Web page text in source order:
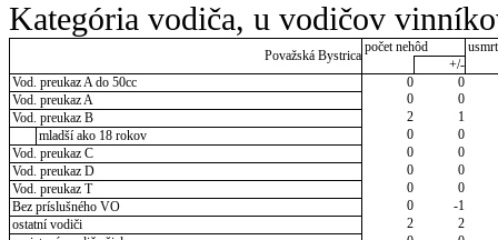
Kategória vodiča, u vodičov
Považská Bystrica
počet nehôd
+/-
Vod. preukaz A do 50cc
0
0
Vod. preukaz A
0
0
Vod. preukaz B
2
1
mladší ako 18 rokov
0
0
Vod. preukaz C
0
0
Vod. preukaz D
0
0
Vod. preukaz T
0
0
Bez príslušného VO
0
-1
ostatní vodiči
2
2